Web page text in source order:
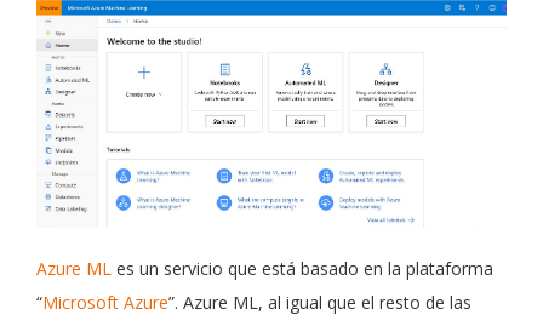
Azure ML es un servicio que está basado en la plataforma
“Microsoft Azure”. Azure ML, al igual que el resto de las